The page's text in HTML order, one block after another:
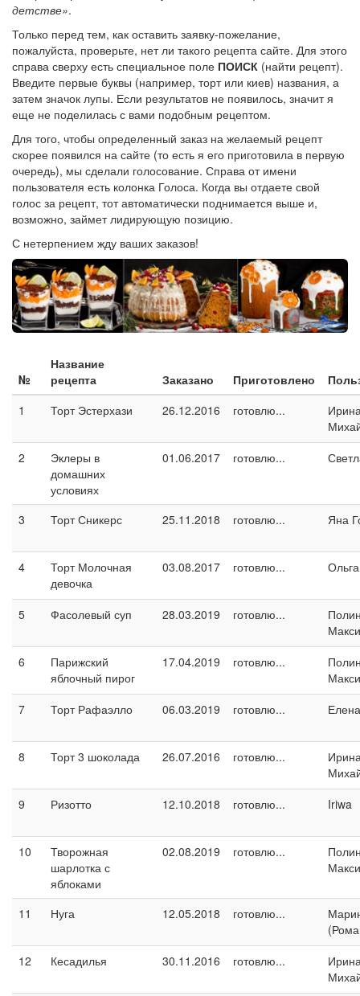
детстве».
Только перед тем, как оставить заявку-пожелание,
пожалуйста, проверьте, нет ли такого рецепта сайте. Для этого
справа сверху есть специальное поле ПОИСК (найти рецепт).
Введите первые буквы (например, торт или киев) названия, а
затем значок лупы. Если результатов не появилось, значит я
еще не поделилась с вами подобным рецептом.
Для того, чтобы определенный заказ на желаемый рецепт
скорее появился на сайте (то есть я его приготовила в первую
очередь), мы сделали голосование. Справа от имени
пользователя есть колонка Голоса. Когда вы отдаете свой
голос за рецепт, тот автоматически поднимается выше и,
возможно, займет лидирующую позицию.
С нетерпением жду ваших заказов!
№
Название
рецепта
Заказано Приготовлено
1
Торт Эстерхази 26.12.2016 готовлю...
2
Эклеры в
домашних
условиях
01.06.2017 готовлю...
3 Торт Сникерс 25.11.2018 готовлю... Яна
4
Торт Молочная
девочка
03.08.2017 готовлю...
5 Фасолевый суп 28.03.2019 готовлю...
6
Парижский
яблочный пирог
17.04.2019 готовлю...
7
Торт Рафаэлло 06.03.2019 готовлю... Елена
8 Торт 3 шоколада 26.07.2016 готовлю...
9
Ризотто 12.10.2018 готовлю... Iriwa
10
Творожная
шарлотка с
яблоками
02.08.2019 готовлю...
11 Нуга 12.05.2018 готовлю...
12
Кесадилья 30.11.2016 готовлю...